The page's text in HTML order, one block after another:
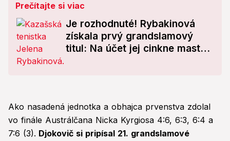
Prečítajte si viac
Je rozhodnuté! Rybakinová
získala prvý grandslamový
titul: Na účet jej cinkne mastná
Ako nasadená jednotka a obhajca prvenstva zdolal
vo finále Austrálčana Nicka Kyrgiosa 4:6, 6:3, 6:4 a
7:6 (3). Djokovič si pripísal 21. grandslamové